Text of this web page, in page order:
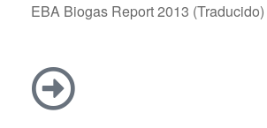
EBA Biogas Report 2013 (Traducido)